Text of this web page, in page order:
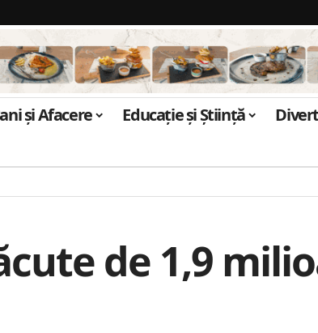
și Afacere Educație și Știință
de 1,9